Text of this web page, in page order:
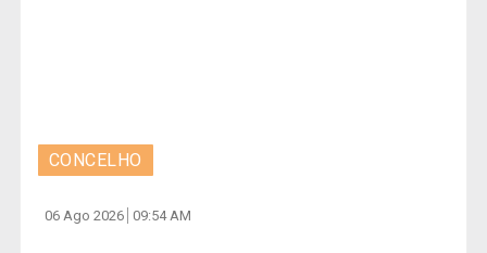
CONCELHO
06 Ago 2026 09:54 AM